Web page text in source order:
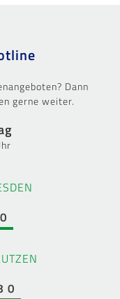
Dann
gerne weiter.
0